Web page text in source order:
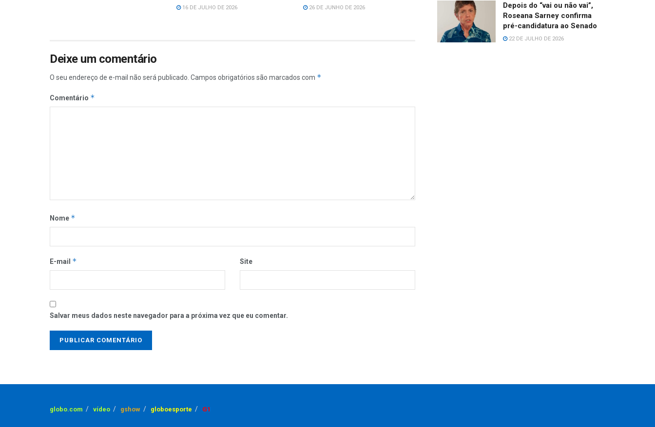
16 DE JULHO DE 2026 26 DE JUNHO DE 2026
Deixe um comentário
O seu endereço de e-mail não será publicado. Campos obrigatórios são marcados com *
Comentário *
Nome *
E-mail * Site
Salvar meus dados neste navegador para a próxima vez que eu comentar.
Depois do “vai ou não vai”,
Roseana Sarney confirma
pré-candidatura ao Senado
22 DE JULHO DE 2026
globo.com vídeo gshow globoesporte G1